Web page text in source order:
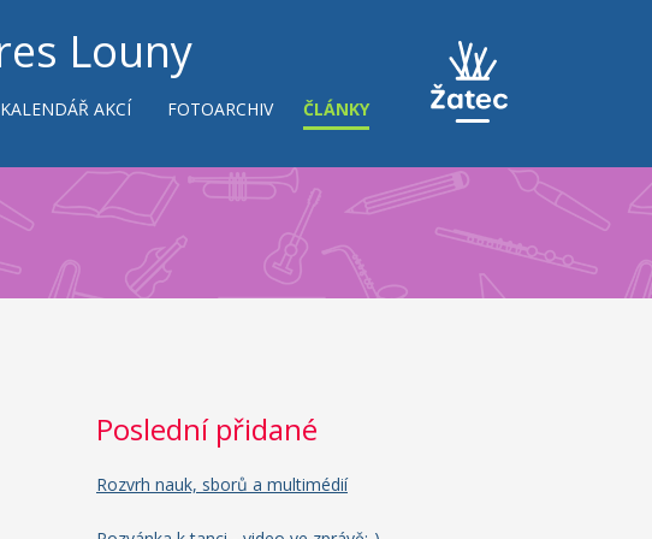
Louny
KALENDÁŘ AKCÍ FOTOARCHIV ČLÁNKY
Poslední přidané
Rozvrh nauk, sborů a multimédií